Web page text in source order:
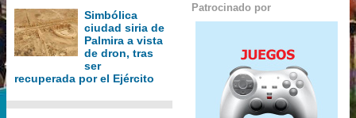
Simbólica
ciudad siria de
Palmira a vista
de dron, tras
ser
recuperada por el Ejército
Patrocinado por